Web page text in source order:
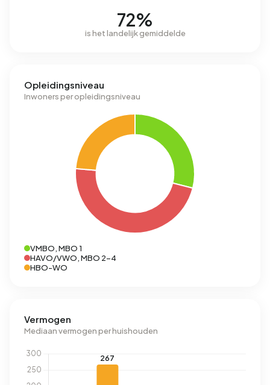
72%
is het landelijk gemiddelde
Opleidingsniveau
Inwoners per opleidingsniveau
VMBO, MBO 1
HAVO/VWO, MBO 2-4
HBO-WO
Vermogen
Mediaan vermogen per huishouden